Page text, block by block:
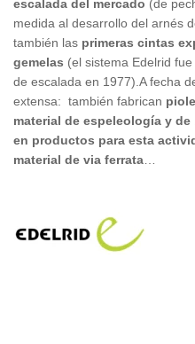
escalada del mercado (de
medida al desarrollo del arnés
también las primeras cintas
gemelas (el sistema Edelrid
de escalada en 1977).A fecha
extensa: también fabrican
material de espeleología y
en productos para esta
material de via ferrata